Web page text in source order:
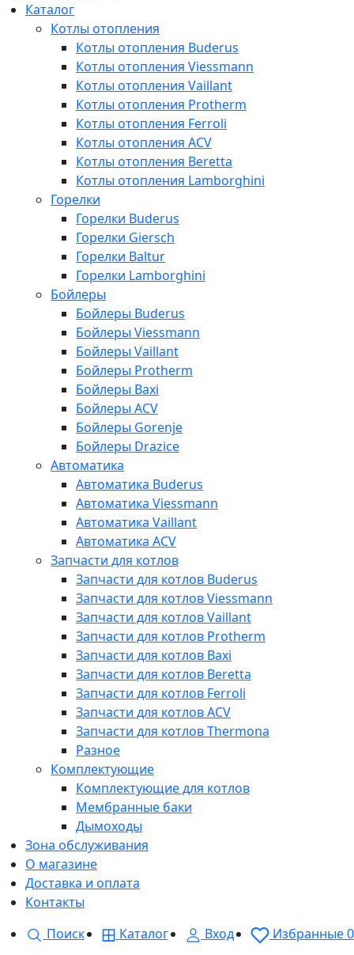
Каталог
Котлы отопления
Котлы отопления Buderus
Котлы отопления Viessmann
Котлы отопления Vaillant
Котлы отопления Protherm
Котлы отопления Ferroli
Котлы отопления ACV
Котлы отопления Beretta
Котлы отопления Lamborghini
Горелки
Горелки Buderus
Горелки Giersch
Горелки Baltur
Горелки Lamborghini
Бойлеры
Бойлеры Buderus
Бойлеры Viessmann
Бойлеры Vaillant
Бойлеры Protherm
Бойлеры Baxi
Бойлеры ACV
Бойлеры Gorenje
Бойлеры Drazice
Автоматика
Автоматика Buderus
Автоматика Viessmann
Автоматика Vaillant
Автоматика ACV
Запчасти для котлов
Запчасти для котлов Buderus
Запчасти для котлов Viessmann
Запчасти для котлов Vaillant
Запчасти для котлов Protherm
Запчасти для котлов Baxi
Запчасти для котлов Beretta
Запчасти для котлов Ferroli
Запчасти для котлов ACV
Запчасти для котлов Thermona
Разное
Комплектующие
Комплектующие для котлов
Мембранные баки
Дымоходы
Зона обслуживания
О магазине
Доставка и оплата
Контакты
Поиск
Каталог Вход Избранные0